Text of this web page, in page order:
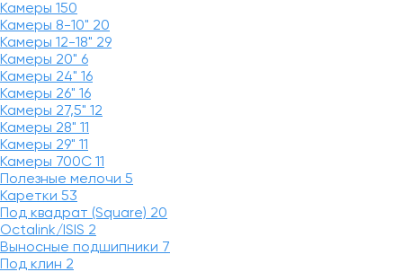
Камеры 150
Камеры 8-10" 20
Камеры 12-18" 29
Камеры 20" 6
Камеры 24" 16
Камеры 26" 16
Камеры 27,5" 12
Камеры 28" 11
Камеры 29" 11
Камеры 700C 11
Полезные мелочи 5
Каретки 53
Под квадрат (Square) 20
Octalink/ISIS 2
Выносные подшипники 7
Под клин 2